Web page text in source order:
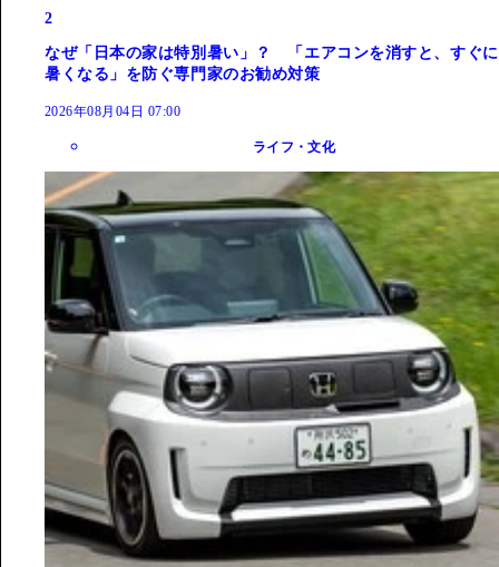
2
なぜ「日本の家は特別暑い」？ 「エアコンを消すと、すぐに
暑くなる」を防ぐ専門家のお勧め対策
2026年08月04日 07:00
ライフ・文化